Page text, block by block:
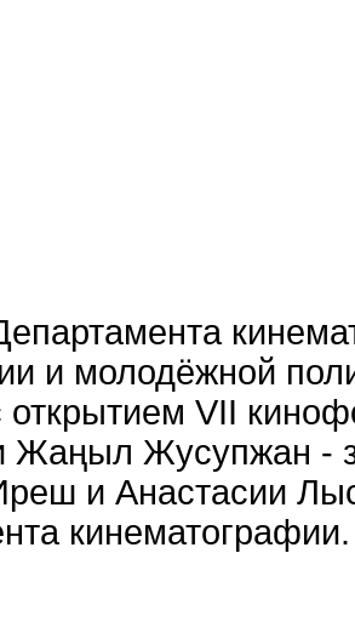
и молодёжной
открытием VII
Жаңыл Жусупжан -
и Анастасии
кинематографии.